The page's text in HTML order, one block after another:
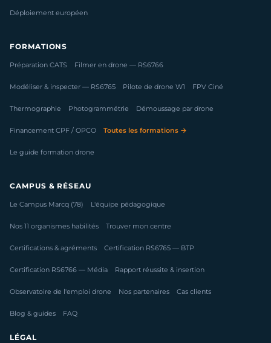
Déploiement européen
FORMATIONS
Préparation CATS Filmer en drone — RS6766
Modéliser & inspecter — RS6765 Pilote de drone W1 FPV Ciné
Thermographie Photogrammétrie Démoussage par drone
Financement CPF / OPCO Toutes les formations →
Le guide formation drone
CAMPUS & RÉSEAU
Le Campus Marcq (78) L'équipe pédagogique
Nos 11 organismes habilités Trouver mon centre
Certifications & agréments Certification RS6765 — BTP
Certification RS6766 — Média Rapport réussite & insertion
Observatoire de l'emploi drone Nos partenaires Cas clients
Blog & guides FAQ
LÉGAL